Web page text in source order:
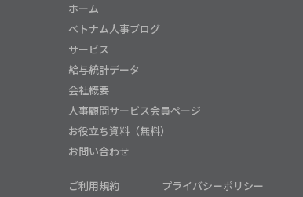
ホーム
ベトナム人事ブログ
サービス
給与統計データ
会社概要
人事顧問サービス会員ページ
お役立ち資料（無料）
お問い合わせ
ご利用規約 プライバシーポリシー